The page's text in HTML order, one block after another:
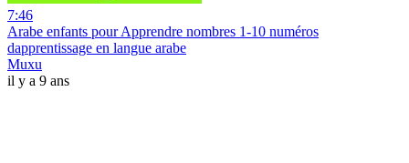
7:46
Arabe enfants pour Apprendre nombres 1-10 numéros
dapprentissage en langue arabe
Muxu
il y a 9 ans